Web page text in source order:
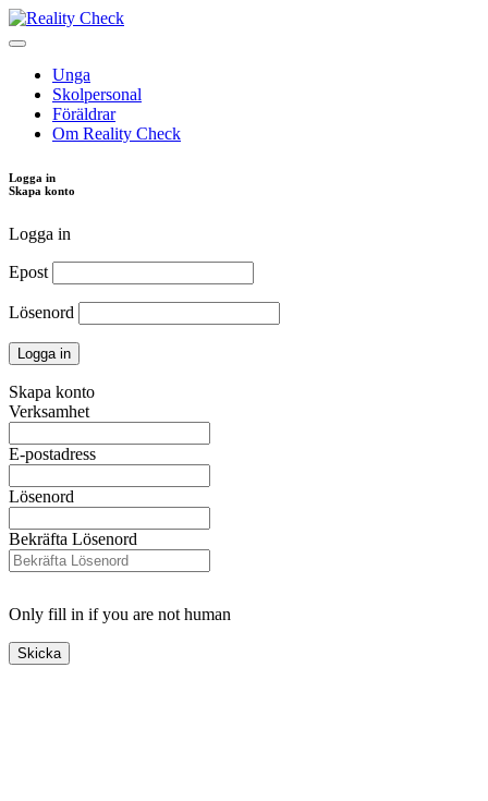
Unga
Skolpersonal
Föräldrar
Om Reality Check
Logga in
Skapa konto
Logga in
Epost
Lösenord
Skapa konto
Verksamhet
E-postadress
Lösenord
Bekräfta Lösenord
Only fill in if you are not human